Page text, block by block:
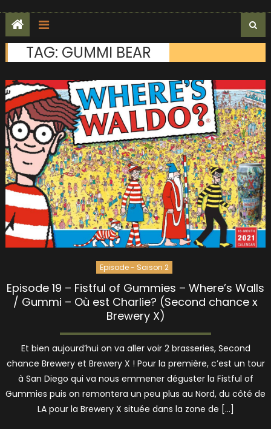
TAG: GUMMI BEAR
Episode - Saison 2
Episode 19 – Fistful of Gummies – Where’s Walls
/ Gummi – Où est Charlie? (Second chance x
Brewery X)
Et bien aujourd’hui on va aller voir 2 brasseries, Second
chance Brewery et Brewery X ! Pour la première, c’est un tour
à San Diego qui va nous emmener déguster la Fistful of
Gummies puis on remontera un peu plus au Nord, du côté de
LA pour la Brewery X située dans la zone de […]